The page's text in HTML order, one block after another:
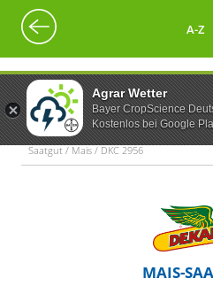
Agrar Wetter
Bayer CropScience
Kostenlos bei Google
A-Z
Saatgut / Mais / DKC 2956
MAIS-